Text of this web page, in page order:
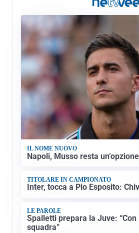
IL NOME NUOVO
Napoli, Musso resta
TITOLARE IN CAMPIONATO
Inter, tocca a Pio Esposito:
LE PAROLE
Spalletti prepara la Juve:
squadra”